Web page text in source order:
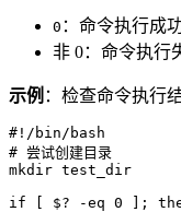
0 ：命令执行成功
非 0：命令执行
示例 ：检查命令执行
#!/bin/bash
# 尝试创建目录
mkdir test_dir
if [ $? -eq 0 ];